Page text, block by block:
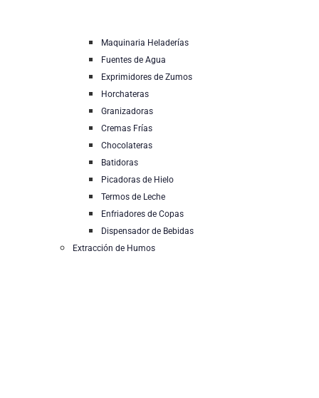
Maquinaria Heladerías
Fuentes de Agua
Exprimidores de Zumos
Horchateras
Granizadoras
Cremas Frías
Chocolateras
Batidoras
Picadoras de Hielo
Termos de Leche
Enfriadores de Copas
Dispensador de Bebidas
Extracción de Humos